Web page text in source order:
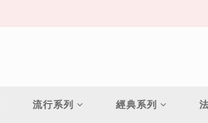
流行系列 經典系列